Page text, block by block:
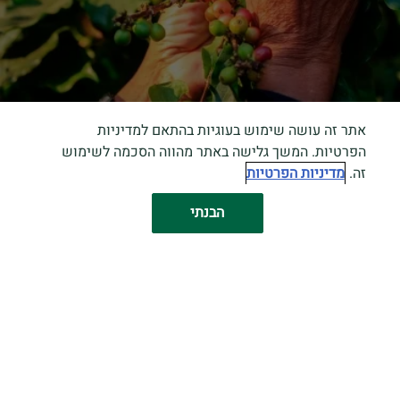
אתר זה עושה שימוש בעוגיות בהתאם למדיניות
הפרטיות. המשך גלישה באתר מהווה הסכמה לשימוש
זה. מדיניות הפרטיות
הבנתי